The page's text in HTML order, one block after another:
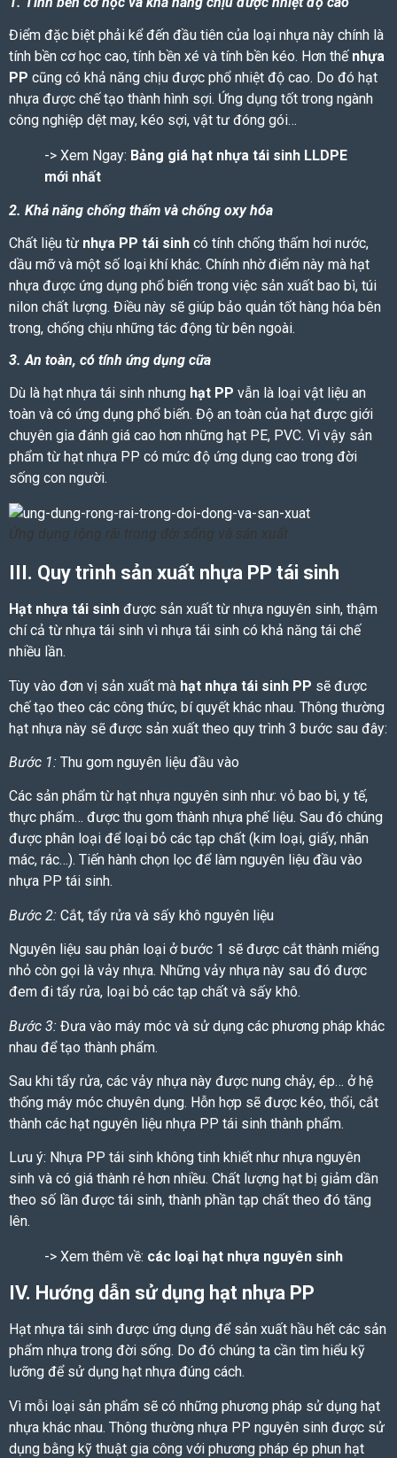
Điểm đặc biệt phải kể đến đầu tiên của loại nhựa này chính là
tính bền cơ học cao, tính bền xé và tính bền kéo. Hơn thế nhựa
PP cũng có khả năng chịu được phổ nhiệt độ cao. Do đó hạt
nhựa được chế tạo thành hình sợi. Ứng dụng tốt trong ngành
công nghiệp dệt may, kéo sợi, vật tư đóng gói…
-> Xem Ngay: Bảng giá hạt nhựa tái sinh LLDPE
mới nhất
2. Khả năng chống thấm và chống oxy hóa
Chất liệu từ nhựa PP tái sinh có tính chống thấm hơi nước,
dầu mỡ và một số loại khí khác. Chính nhờ điểm này mà hạt
nhựa được ứng dụng phổ biến trong việc sản xuất bao bì, túi
nilon chất lượng. Điều này sẽ giúp bảo quản tốt hàng hóa bên
trong, chống chịu những tác động từ bên ngoài.
3. An toàn, có tính ứng dụng cữa
Dù là hạt nhựa tái sinh nhưng hạt PP vẫn là loại vật liệu an
toàn và có ứng dụng phổ biến. Độ an toàn của hạt được giới
chuyên gia đánh giá cao hơn những hạt PE, PVC. Vì vậy sản
phẩm từ hạt nhựa PP có mức độ ứng dụng cao trong đời
sống con người.
Ứng dụng rộng rãi trong đời sống và sản xuất
III. Quy trình sản xuất nhựa PP tái sinh
Hạt nhựa tái sinh được sản xuất từ nhựa nguyên sinh, thậm
chí cả từ nhựa tái sinh vì nhựa tái sinh có khả năng tái chế
nhiều lần.
Tùy vào đơn vị sản xuất mà hạt nhựa tái sinh PP sẽ được
chế tạo theo các công thức, bí quyết khác nhau. Thông thường
hạt nhựa này sẽ được sản xuất theo quy trình 3 bước sau đây:
Bước 1: Thu gom nguyên liệu đầu vào
Các sản phẩm từ hạt nhựa nguyên sinh như: vỏ bao bì, y tế,
thực phẩm… được thu gom thành nhựa phế liệu. Sau đó chúng
được phân loại để loại bỏ các tạp chất (kim loại, giấy, nhãn
mác, rác…). Tiến hành chọn lọc để làm nguyên liệu đầu vào
nhựa PP tái sinh.
Bước 2: Cắt, tẩy rửa và sấy khô nguyên liệu
Nguyên liệu sau phân loại ở bước 1 sẽ được cắt thành miếng
nhỏ còn gọi là vảy nhựa. Những vảy nhựa này sau đó được
đem đi tẩy rửa, loại bỏ các tạp chất và sấy khô.
Bước 3: Đưa vào máy móc và sử dụng các phương pháp khác
nhau để tạo thành phẩm.
Sau khi tẩy rửa, các vảy nhựa này được nung chảy, ép… ở hệ
thống máy móc chuyên dụng. Hỗn hợp sẽ được kéo, thổi, cắt
thành các hạt nguyên liệu nhựa PP tái sinh thành phẩm.
Lưu ý: Nhựa PP tái sinh không tinh khiết như nhựa nguyên
sinh và có giá thành rẻ hơn nhiều. Chất lượng hạt bị giảm dần
theo số lần được tái sinh, thành phần tạp chất theo đó tăng
lên.
-> Xem thêm về: các loại hạt nhựa nguyên sinh
IV. Hướng dẫn sử dụng hạt nhựa PP
Hạt nhựa tái sinh được ứng dụng để sản xuất hầu hết các sản
phẩm nhựa trong đời sống. Do đó chúng ta cần tìm hiểu kỹ
lưỡng để sử dụng hạt nhựa đúng cách.
Vì mỗi loại sản phẩm sẽ có những phương pháp sử dụng hạt
nhựa khác nhau. Thông thường nhựa PP nguyên sinh được sử
dụng bằng kỹ thuật gia công với phương pháp ép phun hạt